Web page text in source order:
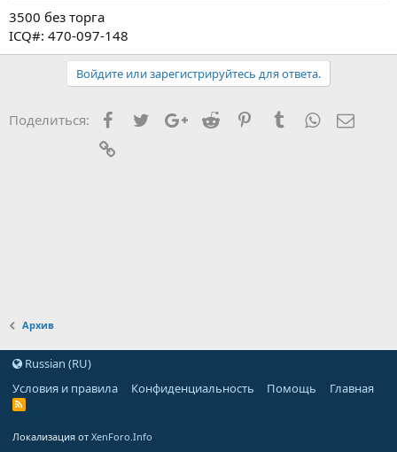
3500 без торга
ICQ#: 470-097-148
Войдите или зарегистрируйтесь для ответа.
Поделиться: FacebookTwitterGoogle+
Reddit PinterestTumblrWhatsApp
Архив
Russian (RU)
Условия и правила
Конфиденциальность Помощь Главная
Локализация от XenForo.Info